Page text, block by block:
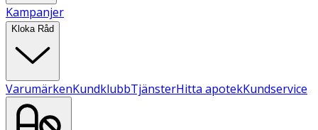
Kampanjer
Kloka Råd
VarumärkenKundklubbTjänsterHitta apotekKundservice